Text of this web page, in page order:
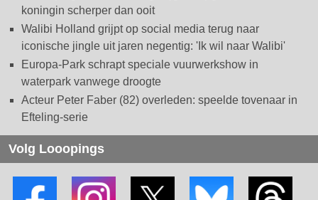
koningin scherper dan ooit
Walibi Holland grijpt op social media terug naar
iconische jingle uit jaren negentig: 'Ik wil naar Walibi'
Europa-Park schrapt speciale vuurwerkshow in
waterpark vanwege droogte
Acteur Peter Faber (82) overleden: speelde tovenaar in
Efteling-serie
Volg Looopings